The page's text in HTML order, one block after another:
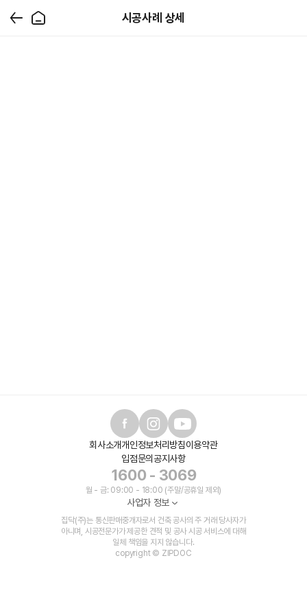
시공사례 상세
회사소개개인정보처리방침이용약관
입점문의 공지사항
1600 - 3069
월 - 금: 09:00 - 18:00 (주말/공휴일 제외)
사업자 정보
집닥(주)는 통신판매중개자로서 건축 공사의 주 거래 당사자가
아니며, 시공전문가가 제공한 견적 및 공사 시공 서비스에 대해
일체 책임을 지지 않습니다.
copyright © ZIPDOC